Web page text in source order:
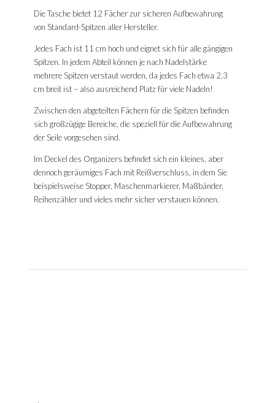
Die Tasche bietet 12 Fächer zur sicheren Aufbewahrung
von Standard-Spitzen aller Hersteller.
Jedes Fach ist 11 cm hoch und eignet sich für alle gängigen
Spitzen. In jedem Abteil können je nach Nadelstärke
mehrere Spitzen verstaut werden, da jedes Fach etwa 2,3
cm breit ist – also ausreichend Platz für viele Nadeln!
Zwischen den abgeteilten Fächern für die Spitzen befinden
sich großzügige Bereiche, die speziell für die Aufbewahrung
der Seile vorgesehen sind.
Im Deckel des Organizers befindet sich ein kleines, aber
dennoch geräumiges Fach mit Reißverschluss, in dem Sie
beispielsweise Stopper, Maschenmarkierer, Maßbänder,
Reihenzähler und vieles mehr sicher verstauen können.